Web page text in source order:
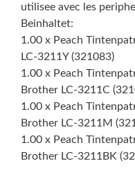
utilisee avec les
Beinhaltet:
1.00 x Peach
LC-3211Y (321083)
1.00 x Peach
Brother LC-3211C
1.00 x Peach
Brother LC-3211M
1.00 x Peach
Brother LC-3211BK